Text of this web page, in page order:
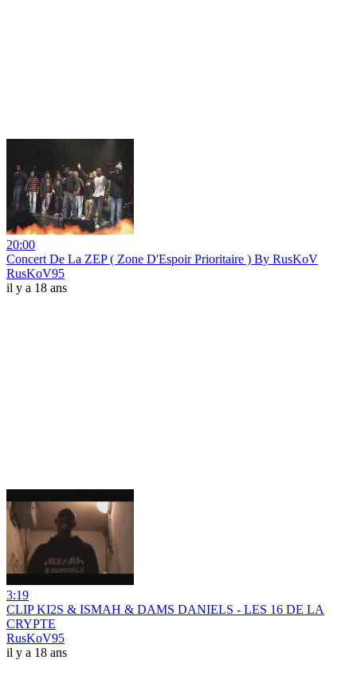
20:00
Concert De La ZEP ( Zone D'Espoir Prioritaire ) By RusKoV
RusKoV95
il y a 18 ans
3:19
CLIP KI2S & ISMAH & DAMS DANIELS - LES 16 DE LA
CRYPTE
RusKoV95
il y a 18 ans